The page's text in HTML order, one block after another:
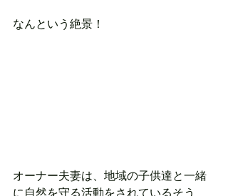
なんという絶景！
オーナー夫妻は、地域の子供達と一緒
に自然を守る活動をされているそう